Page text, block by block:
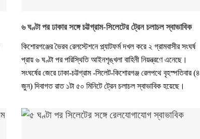
৬ ঘণ্টা পর ঢাকার সঙ্গে চট্টগ্রাম-সিলেটের ট্রেন চলাচল স্বাভাবিক
কিশোরগঞ্জের ভৈরব রেলস্টেশনে প্ল্যাটফর্ম দখল করে ২ গ্রামবাসীর সংঘর্ষ
প্রায় ৬ ঘণ্টা পর পরিস্থিতি আইনশৃঙ্খলা বাহিনী নিয়ন্ত্রণে এনেছে।
সংঘর্ষের জেরে ঢাকা-চট্টগ্রাম -সিলেট-কিশোরগঞ্জ রেলপথে বৃহস্পতিবার (৪
জুন) দিবাগত রাত ১টা ৫০ মিনিটে ট্রেন চলাচল স্বাভাবিক হয়েছে।